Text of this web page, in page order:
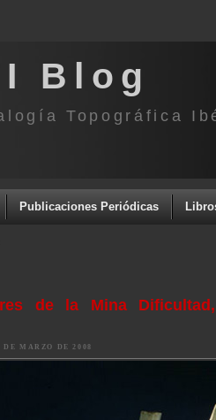
Blog
Topográfica
Publicaciones Periódicas
de la Mina
DE MARZO DE 2008